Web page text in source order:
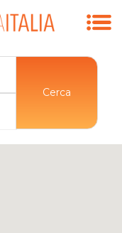
Cerca